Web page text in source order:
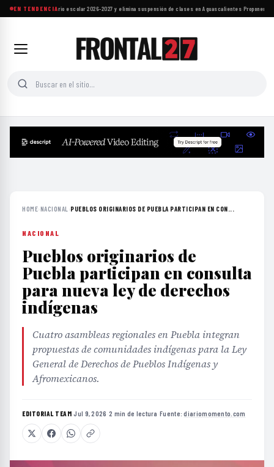
EN TENDENCIA
SEP ajusta calendario escolar 2026-2027 y elimina suspensión de clases en Aguascalientes·Proponen
HOME›NACIONAL ›PUEBLOS ORIGINARIOS DE PUEBLA PARTICIPAN EN CON...
NACIONAL
Pueblos originarios de
Puebla participan en consulta
para nueva ley de derechos
indígenas
Cuatro asambleas regionales en Puebla integran
propuestas de comunidades indígenas para la Ley
General de Derechos de Pueblos Indígenas y
Afromexicanos.
EDITORIAL TEAM·Jul 9, 2026 ·2 min de lectura ·Fuente:diariomomento.com